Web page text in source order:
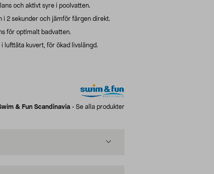
och aktivt syre i poolvatten.
i 2 sekunder och jämför färgen direkt.
för optimalt badvatten.
lufttäta kuvert, för ökad livslängd.
& Fun Scandinavia - Se alla produkter